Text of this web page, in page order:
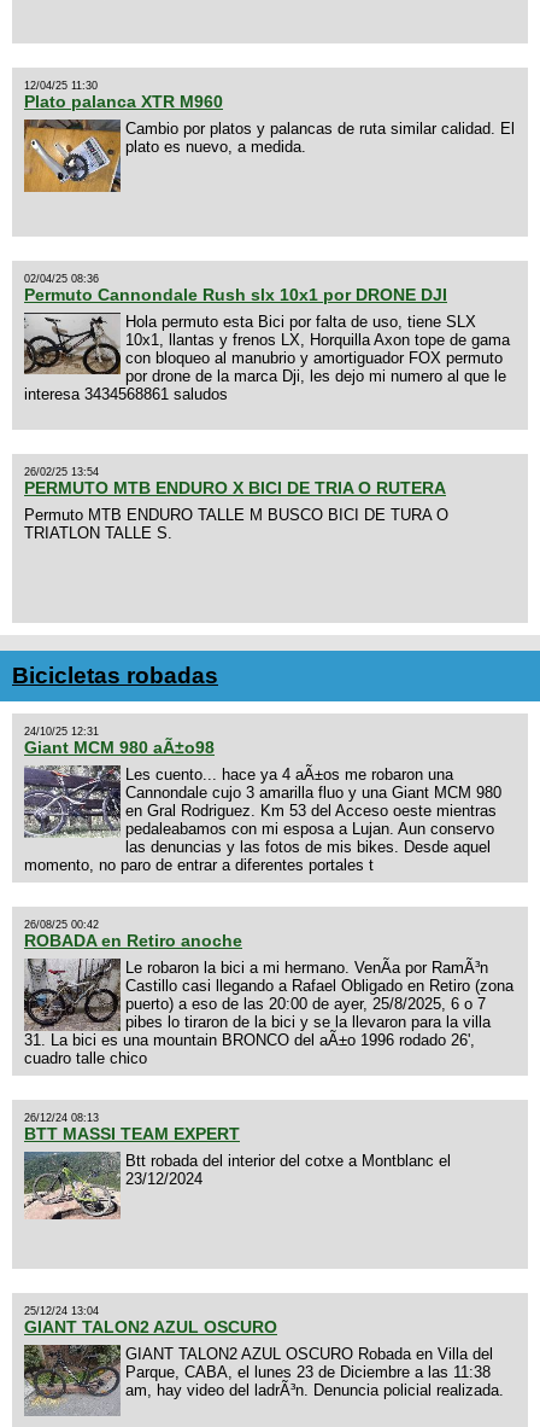
12/04/25 11:30
Plato palanca XTR M960
Cambio por platos y palancas de ruta similar calidad. El
plato es nuevo, a medida.
02/04/25 08:36
Permuto Cannondale Rush slx 10x1 por DRONE DJI
Hola permuto esta Bici por falta de uso, tiene SLX
10x1, llantas y frenos LX, Horquilla Axon tope de gama
con bloqueo al manubrio y amortiguador FOX permuto
por drone de la marca Dji, les dejo mi numero al que le
interesa 3434568861 saludos
26/02/25 13:54
PERMUTO MTB ENDURO X BICI DE TRIA O RUTERA
Permuto MTB ENDURO TALLE M BUSCO BICI DE TURA O
TRIATLON TALLE S.
Bicicletas robadas
24/10/25 12:31
Giant MCM 980 aÃ±o98
Les cuento... hace ya 4 aÃ±os me robaron una
Cannondale cujo 3 amarilla fluo y una Giant MCM 980
en Gral Rodriguez. Km 53 del Acceso oeste mientras
pedaleabamos con mi esposa a Lujan. Aun conservo
las denuncias y las fotos de mis bikes. Desde aquel
momento, no paro de entrar a diferentes portales t
26/08/25 00:42
ROBADA en Retiro anoche
Le robaron la bici a mi hermano. VenÃ­a por RamÃ³n
Castillo casi llegando a Rafael Obligado en Retiro (zona
puerto) a eso de las 20:00 de ayer, 25/8/2025, 6 o 7
pibes lo tiraron de la bici y se la llevaron para la villa
31. La bici es una mountain BRONCO del aÃ±o 1996 rodado 26',
cuadro talle chico
26/12/24 08:13
BTT MASSI TEAM EXPERT
Btt robada del interior del cotxe a Montblanc el
23/12/2024
25/12/24 13:04
GIANT TALON2 AZUL OSCURO
GIANT TALON2 AZUL OSCURO Robada en Villa del
Parque, CABA, el lunes 23 de Diciembre a las 11:38
am, hay video del ladrÃ³n. Denuncia policial realizada.